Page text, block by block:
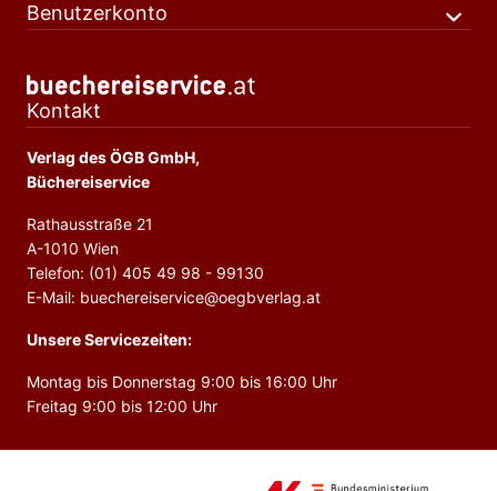
Benutzerkonto
Kontakt
Verlag des ÖGB GmbH,
Büchereiservice
Rathausstraße 21
A-1010 Wien
Telefon: (01) 405 49 98 - 99130
E-Mail: buechereiservice@oegbverlag.at
Unsere Servicezeiten:
Montag bis Donnerstag 9:00 bis 16:00 Uhr
Freitag 9:00 bis 12:00 Uhr